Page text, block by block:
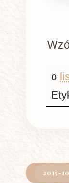
o
2015-